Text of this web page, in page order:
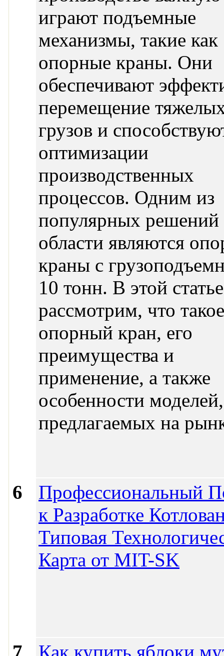
играют подъемные
механизмы, такие как
опорные краны. Они
обеспечивают
перемещение
грузов и
оптимизации
производственных
процессов. Одним из
популярных решений
области являются
краны с
10 тонн. В этой
рассмотрим, что такое
опорный кран, его
преимущества и
применение, а также
особенности моделей,
предлагаемых на
6
Профессиональный
к Разработке
Типовая
Карта от MIT-SK